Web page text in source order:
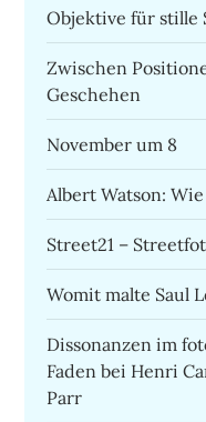
Objektive für stille
Zwischen
Geschehen
November um 8
Albert Watson:
Street21 –
Womit malte Saul
Dissonanzen im
Faden bei Henri
Parr